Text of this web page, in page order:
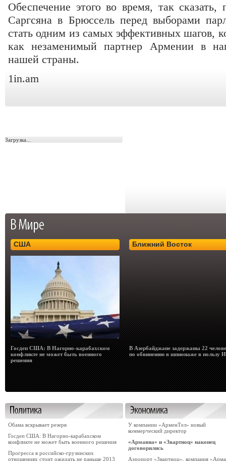
Обеспечение этого во время, так сказать,
Саргсяна в Брюссель перед выборами
стать одним из самых эффективных шагов,
как незаменимый партнер Армении в
нашей страны.
1in.am
Загрузка...
США
Госдеп США: В Нагорно-карабахском
конфликте не может быть военного
решения
Ближний Восток
В Азербайджане задержаны 22
по обвинению в шпионаже в пользу
Обама вскрывает резерв
Госдеп США: В Нагорно-карабахском
конфликте не может быть военного решения
Прогресса в российско-грузинских
отношениях стоит ожидать не раньше 2013
У компании «АрменТел» новый
коммерческий директор
«Армавиа» и «Звартноц» наконец
договорились
Аэропорт «Звартноц», компания